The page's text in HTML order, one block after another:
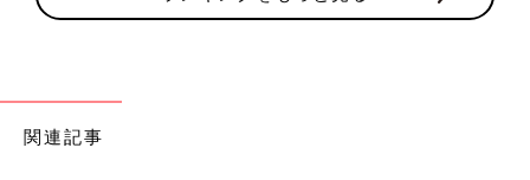
関連記事